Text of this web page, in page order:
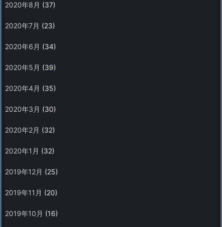
2020年8月 (37)
2020年7月 (23)
2020年6月 (34)
2020年5月 (39)
2020年4月 (35)
2020年3月 (30)
2020年2月 (32)
2020年1月 (32)
2019年12月 (25)
2019年11月 (20)
2019年10月 (16)